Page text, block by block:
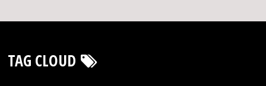
TAG CLOUD